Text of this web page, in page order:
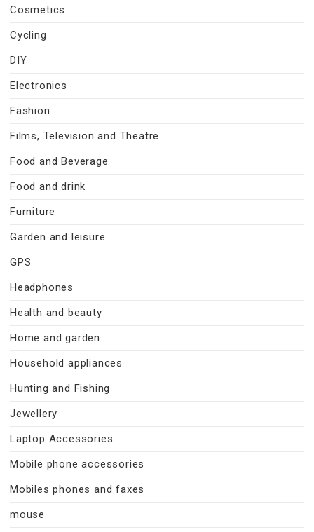
Cosmetics
Cycling
DIY
Electronics
Fashion
Films, Television and Theatre
Food and Beverage
Food and drink
Furniture
Garden and leisure
GPS
Headphones
Health and beauty
Home and garden
Household appliances
Hunting and Fishing
Jewellery
Laptop Accessories
Mobile phone accessories
Mobiles phones and faxes
mouse